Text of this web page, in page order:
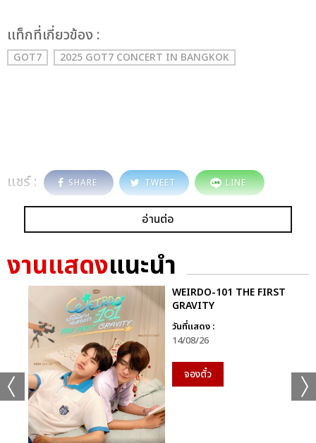
เเท็กที่เกี่ยวข้อง :
GOT7 2025 GOT7 CONCERT IN BANGKOK
แชร์ : SHARE TWEET LINE
อ่านต่อ
งานแสดงแนะนำ
WEIRDO-101 THE FIRST
GRAVITY
วันที่แสดง :
14/08/26
จองตั๋ว